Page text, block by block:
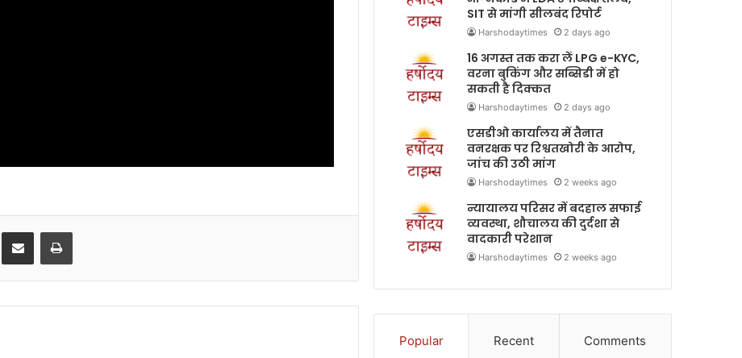
Share via Email Print
SIT से मांगी सीलबंद रिपोर्ट
Harshodaytimes 2 days ago
16 अगस्त तक करा लें LPG e-KYC,
वरना बुकिंग और सब्सिडी में हो
सकती है दिक्कत
Harshodaytimes 2 days ago
एसडीओ कार्यालय में तैनात
वनरक्षक पर रिश्वतखोरी के आरोप,
जांच की उठी मांग
Harshodaytimes 2 weeks ago
न्यायालय परिसर में बदहाल सफाई
व्यवस्था, शौचालय की दुर्दशा से
वादकारी परेशान
Harshodaytimes 2 weeks ago
Popular Recent Comments